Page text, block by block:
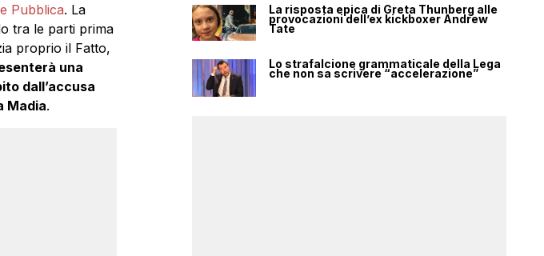
Pubblica. La
tra le parti prima
proprio il Fatto,
una
dall’accusa
Madia.
La risposta epica di Greta Thunberg alle
provocazioni dell’ex kickboxer Andrew
Tate
Lo strafalcione grammaticale della Lega
che non sa scrivere “accelerazione”